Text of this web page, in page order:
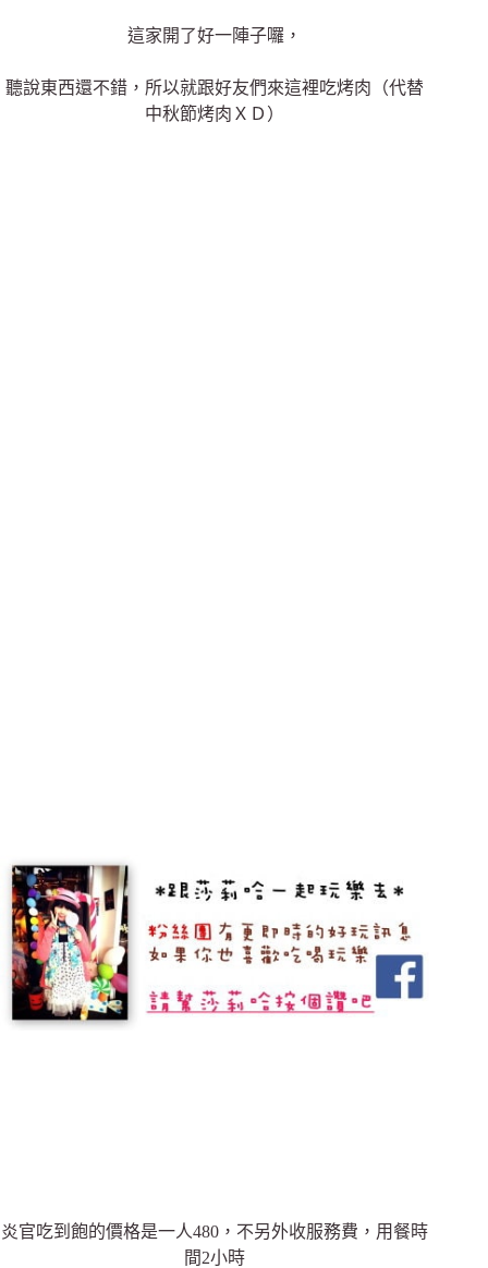
這家開了好一陣子囉，
聽說東西還不錯，所以就跟好友們來這裡吃烤肉（代替
中秋節烤肉ＸＤ）
炎官吃到飽的價格是一人480，不另外收服務費，用餐時
間2小時